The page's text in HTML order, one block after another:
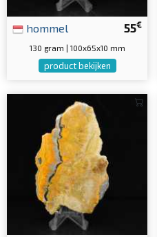
55€
hommel
130 gram | 100x65x10 mm
product bekijken